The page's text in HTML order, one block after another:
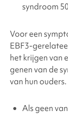
syndroom
Voor een
EBF3-
het krijgen van
genen van de
van hun ouders.
Als geen